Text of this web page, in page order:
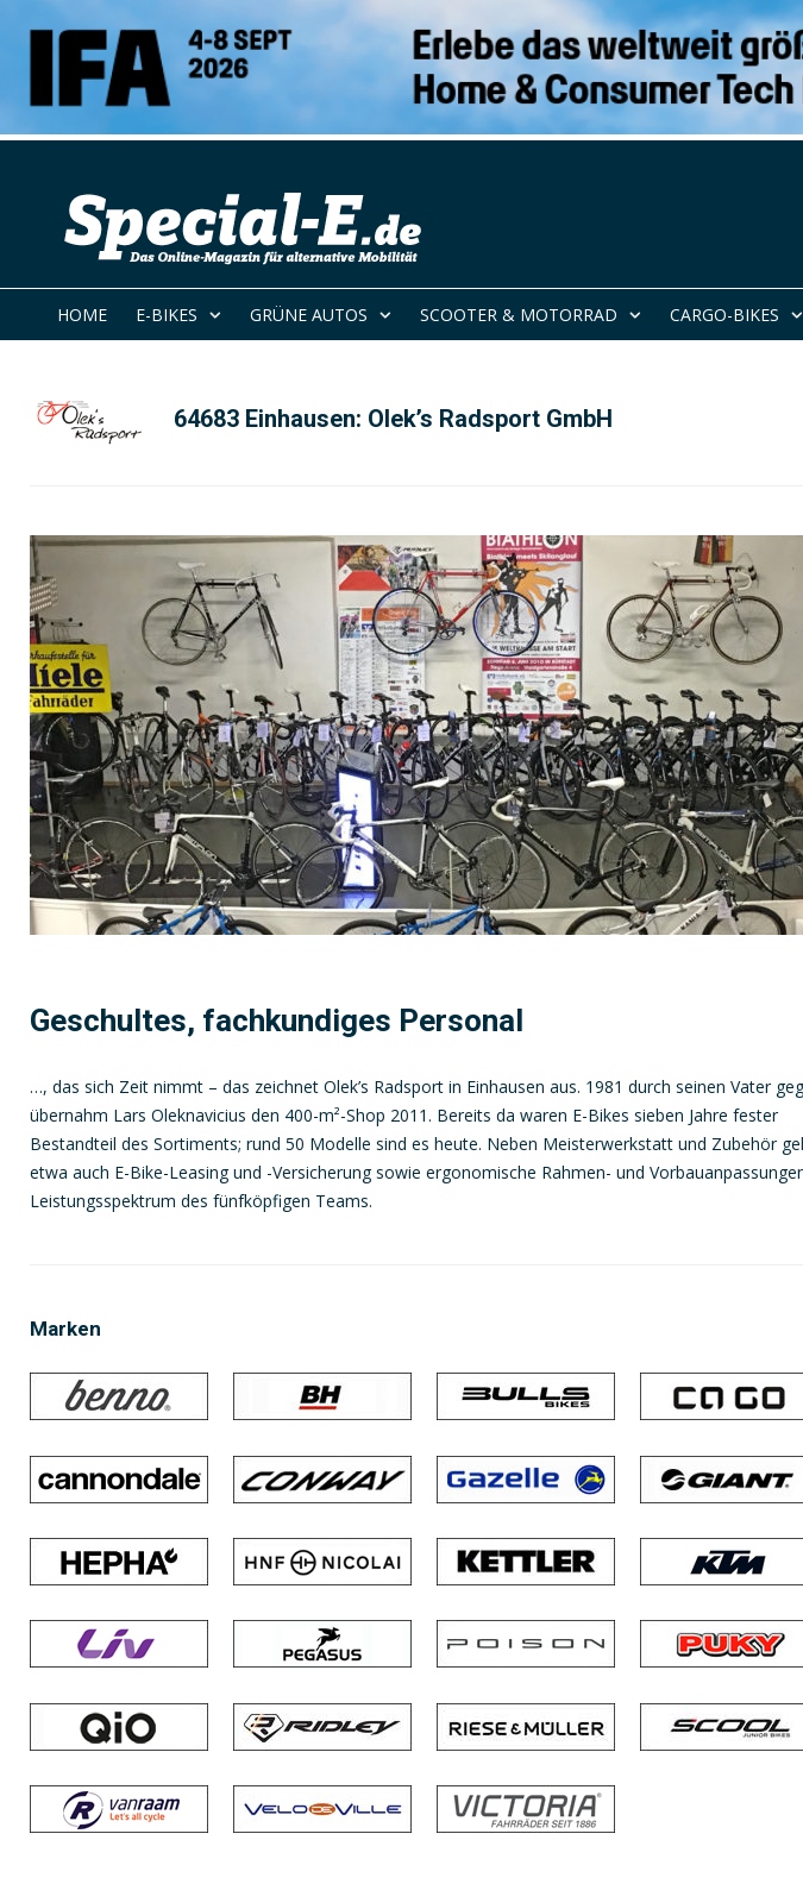
HOME E-BIKES GRÜNE AUTOS SCOOTER & MOTORRAD CARGO-BIKES
64683 Einhausen: Olek’s Radsport GmbH
Geschultes, fachkundiges Personal
…, das sich Zeit nimmt – das zeichnet Olek’s Radsport in Einhausen aus. 1981 durch seinen Vater
übernahm Lars Oleknavicius den 400-m²-Shop 2011. Bereits da waren E-Bikes sieben Jahre fester
Bestandteil des Sortiments; rund 50 Modelle sind es heute. Neben Meisterwerkstatt und Zubehör
etwa auch E-Bike-Leasing und -Versicherung sowie ergonomische Rahmen- und
Leistungsspektrum des fünfköpfigen Teams.
Marken